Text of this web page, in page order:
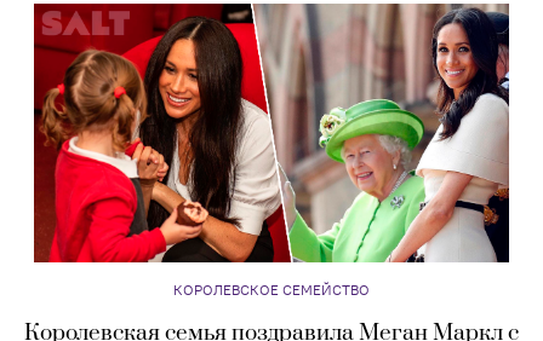
КОРОЛЕВСКОЕ СЕМЕЙСТВО
Королевская семья поздравила Меган Маркл с